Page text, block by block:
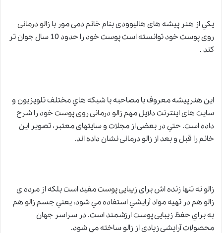
يكي از هنر پيشه های هاليوودی بنام خانم دمی مور بازالو درمانی
روی پوست خود توانسته است پوست خود را حدود 10 سال جوان تر
كند .
اين هنرپيشه معروف با مصاحبه با شبكه هاي مختلف تلويزيون و
سايت های اينترنت دلايل مهمزالو درمانی روی پوستخود را شرح
داده است. حتي در بعضی از مجلات و سايتهای معتبر، تصوير اين
خانم را قبل و بعد از زالو درمانی نشان داده اند.
زالو نه تنها زنده اش برایزيبایی پوستمفيد است بلكه از مرده ی
زالو هم در تهيه مواد آرايشي استفاده مي شود، يعني جسمزالو هم
به براي حفظ زيبایی پوست ارزشمند است. در سراسر جهان
محصولات آرايشی زيادی از زالو ساخته مي شود.